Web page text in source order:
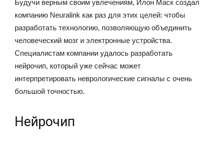
Будучи верным своим увлечениям, Илон Маск создал
компанию Neuralink как раз для этих целей: чтобы
разработать технологию, позволяющую объединить
человеческий мозг и электронные устройства.
Специалистам компании удалось разработать
нейрочип, который уже сейчас может
интерпретировать неврологические сигналы с очень
большой точностью.
Нейрочип